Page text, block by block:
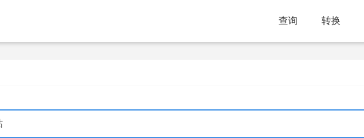
查询 转换